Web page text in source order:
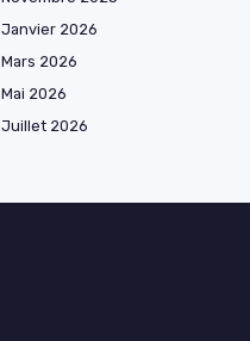
Janvier 2026
Mars 2026
Mai 2026
Juillet 2026